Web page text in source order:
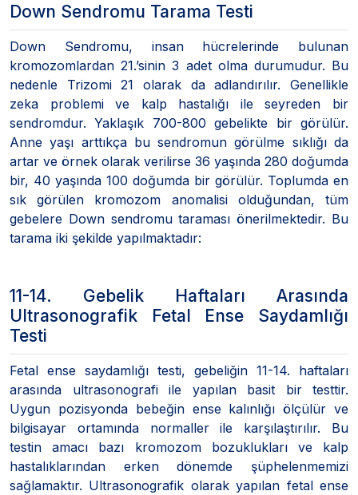
Down Sendromu Tarama Testi
Down Sendromu, insan hücrelerinde bulunan
kromozomlardan 21.’sinin 3 adet olma durumudur. Bu
nedenle Trizomi 21 olarak da adlandırılır. Genellikle
zeka problemi ve kalp hastalığı ile seyreden bir
sendromdur. Yaklaşık 700-800 gebelikte bir görülür.
Anne yaşı arttıkça bu sendromun görülme sıklığı da
artar ve örnek olarak verilirse 36 yaşında 280 doğumda
bir, 40 yaşında 100 doğumda bir görülür. Toplumda en
sık görülen kromozom anomalisi olduğundan, tüm
gebelere Down sendromu taraması önerilmektedir. Bu
tarama iki şekilde yapılmaktadır:
11-14. Gebelik Haftaları Arasında
Ultrasonografik Fetal Ense Saydamlığı
Testi
Fetal ense saydamlığı testi, gebeliğin 11-14. haftaları
arasında ultrasonografi ile yapılan basit bir testtir.
Uygun pozisyonda bebeğin ense kalınlığı ölçülür ve
bilgisayar ortamında normaller ile karşılaştırılır. Bu
testin amacı bazı kromozom bozuklukları ve kalp
hastalıklarından erken dönemde şüphelenmemizi
sağlamaktır. Ultrasonografik olarak yapılan fetal ense